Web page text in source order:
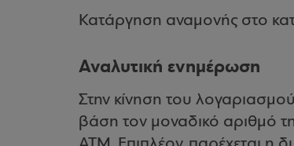
Κατάργηση αναμονής στο
Αναλυτική ενημέρωση
Στην κίνηση του λογαριασμού
βάση τον μοναδικό αριθμό